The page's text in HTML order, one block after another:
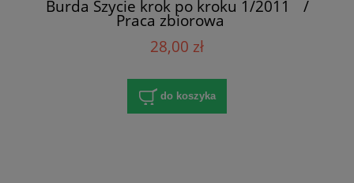
Burda Szycie krok po kroku 1/2011 /
Praca zbiorowa
28,00 zł
do koszyka